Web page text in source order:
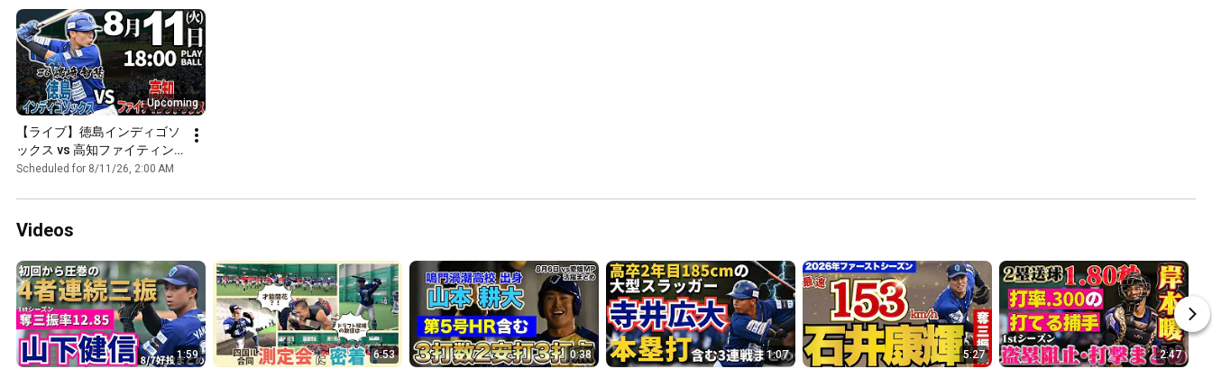
👉https://indigo-socks.com/academy/
◆公式HP◆ 選手名鑑や試合結果を確認！
👉 https://www.indigo-socks.com/
◆チケット購入◆
Upcoming
【ライブ】徳島インディゴソ
ックス vs 高知ファイティン
グドッグス 2026.8.11
Scheduled for 8/11/26, 2:00 AM
Videos
1:59 6:53 0:38 1:07 5:27 2:47